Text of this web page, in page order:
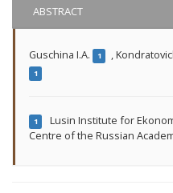
ABSTRACT
Guschina I.A. 1 ,
1
1
Lusin Institute for
Centre of the Russian